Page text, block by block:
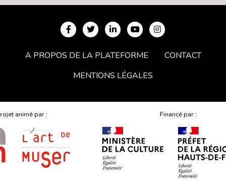
A PROPOS DE LA PLATEFORME
CONTACT
MENTIONS LÉGALES
animé par : Financé par :